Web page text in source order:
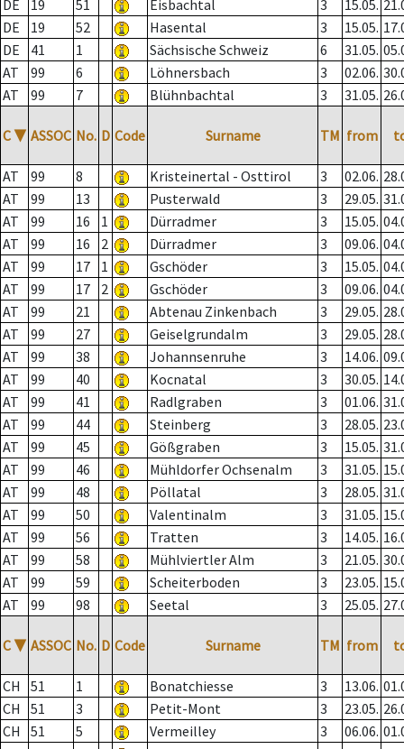
DE
19 51 Eisbachtal 3 15.05.
DE
19 52 Hasental 3 15.05.
DE
41 1 Sächsische Schweiz 6 31.05.
AT
99 6 Löhnersbach 3 02.06.
AT
99 7 Blühnbachtal 3 31.05.
C ▼ ASSOC No. D Code Surname TM from
AT 99 8 Kristeinertal - Osttirol 3 02.06.
AT
99 13 Pusterwald 3 29.05.
AT
99 16 1 Dürradmer 3 15.05.
AT
99 16 2 Dürradmer 3 09.06.
AT
99 17 1 Gschöder 3 15.05.
AT
99 17 2 Gschöder 3 09.06.
AT
99 21 Abtenau Zinkenbach 3 29.05.
AT
99 27 Geiselgrundalm 3 29.05.
AT
99 38 Johannsenruhe 3 14.06.
AT
99 40 Kocnatal 3 30.05.
AT
99 41 Radlgraben 3 01.06.
AT
99 44 Steinberg 3 28.05.
AT
99 45 Gößgraben 3 15.05.
AT
99 46 Mühldorfer Ochsenalm 3 31.05.
AT
99 48 Pöllatal 3 28.05.
AT
99 50 Valentinalm 3 31.05.
AT
99 56 Tratten 3 14.05.
AT
99 58 Mühlviertler Alm 3 21.05.
AT
99 59 Scheiterboden 3 23.05.
AT
99 98 Seetal 3 25.05.
C ▼ ASSOC No. D Code Surname TM from
CH 51 1 Bonatchiesse 3 13.06.
CH
51 3 Petit-Mont 3 23.05.
CH
51 5 Vermeilley 3 06.06.